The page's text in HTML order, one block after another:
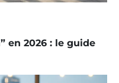
en 2026 : le guide